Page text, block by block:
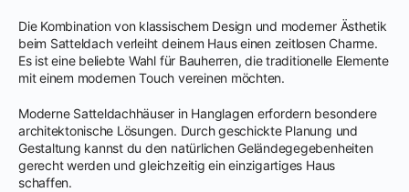
Die Kombination von klassischem Design und moderner Ästhetik
beim Satteldach verleiht deinem Haus einen zeitlosen Charme.
Es ist eine beliebte Wahl für Bauherren, die traditionelle Elemente
mit einem modernen Touch vereinen möchten.
Moderne Satteldachhäuser in Hanglagen erfordern besondere
architektonische Lösungen. Durch geschickte Planung und
Gestaltung kannst du den natürlichen Geländegegebenheiten
gerecht werden und gleichzeitig ein einzigartiges Haus
schaffen.